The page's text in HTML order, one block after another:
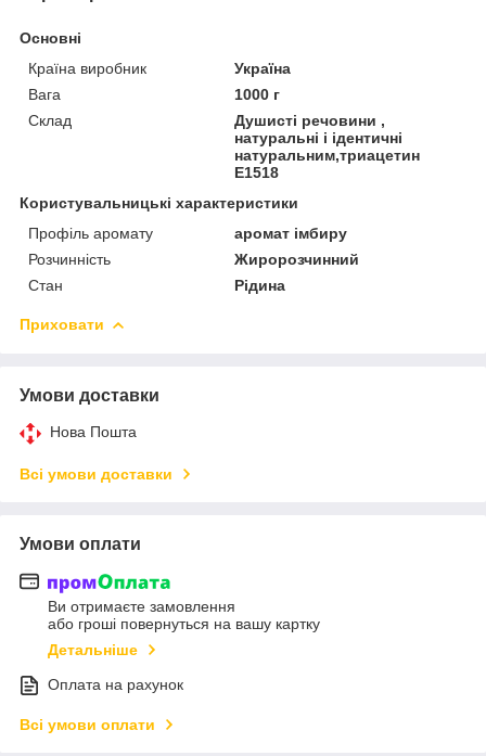
Основні
Країна виробник
Україна
Вага
1000 г
Склад
Душисті речовини ,
натуральні і ідентичні
натуральним,триацетин
Е1518
Користувальницькі характеристики
Профіль аромату
аромат імбиру
Розчинність
Жиророзчинний
Стан
Рідина
Приховати
Умови доставки
Нова Пошта
Всі умови доставки
Умови оплати
Ви отримаєте замовлення
або гроші повернуться на вашу картку
Детальніше
Оплата на рахунок
Всі умови оплати